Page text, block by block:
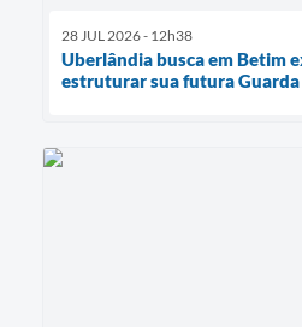
28 JUL 2026 - 12h38
Uberlândia busca em Betim
estruturar sua futura